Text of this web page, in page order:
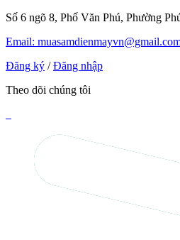
Số 6 ngõ 8, Phố Văn Phú, Phường
Email:
Đăng ký / Đăng nhập
Theo dõi chúng tôi